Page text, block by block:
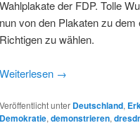
Wahlplakate der FDP. Tolle
nun von den Plakaten zu
Richtigen zu wählen.
Weiterlesen →
Veröffentlicht unter Deutschland,
Demokratie, demonstrieren,